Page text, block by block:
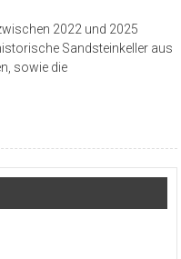
2022 und 2025
Sandsteinkeller aus
sowie die